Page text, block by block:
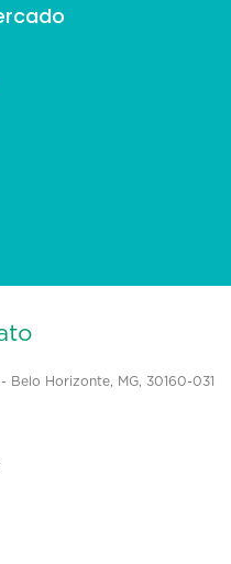
Belo Horizonte, MG, 30160-031